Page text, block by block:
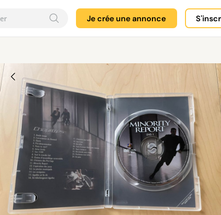
Je crée une annonce